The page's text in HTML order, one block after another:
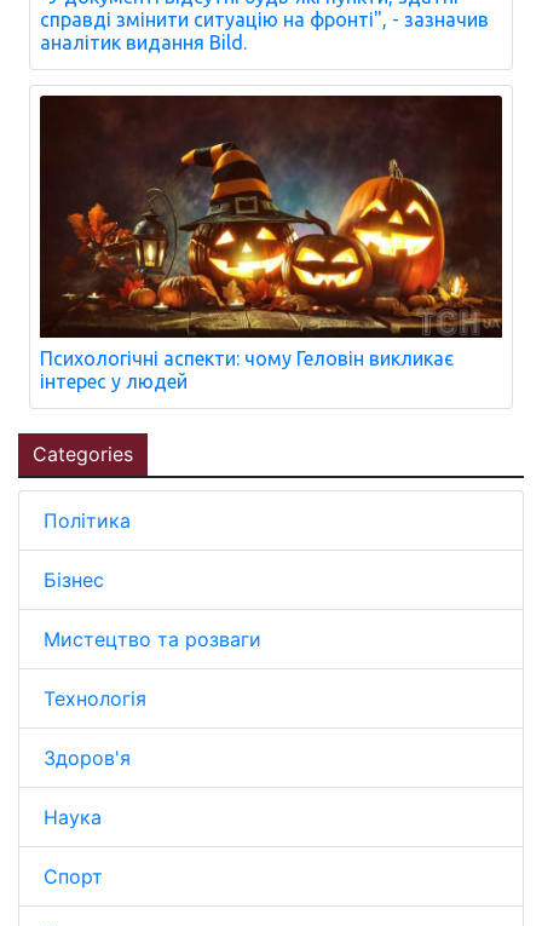
справді змінити ситуацію на фронті", - зазначив
аналітик видання Bild.
Психологічні аспекти: чому Геловін викликає
інтерес у людей
Categories
Політика
Бізнес
Мистецтво та розваги
Технологія
Здоров'я
Наука
Спорт